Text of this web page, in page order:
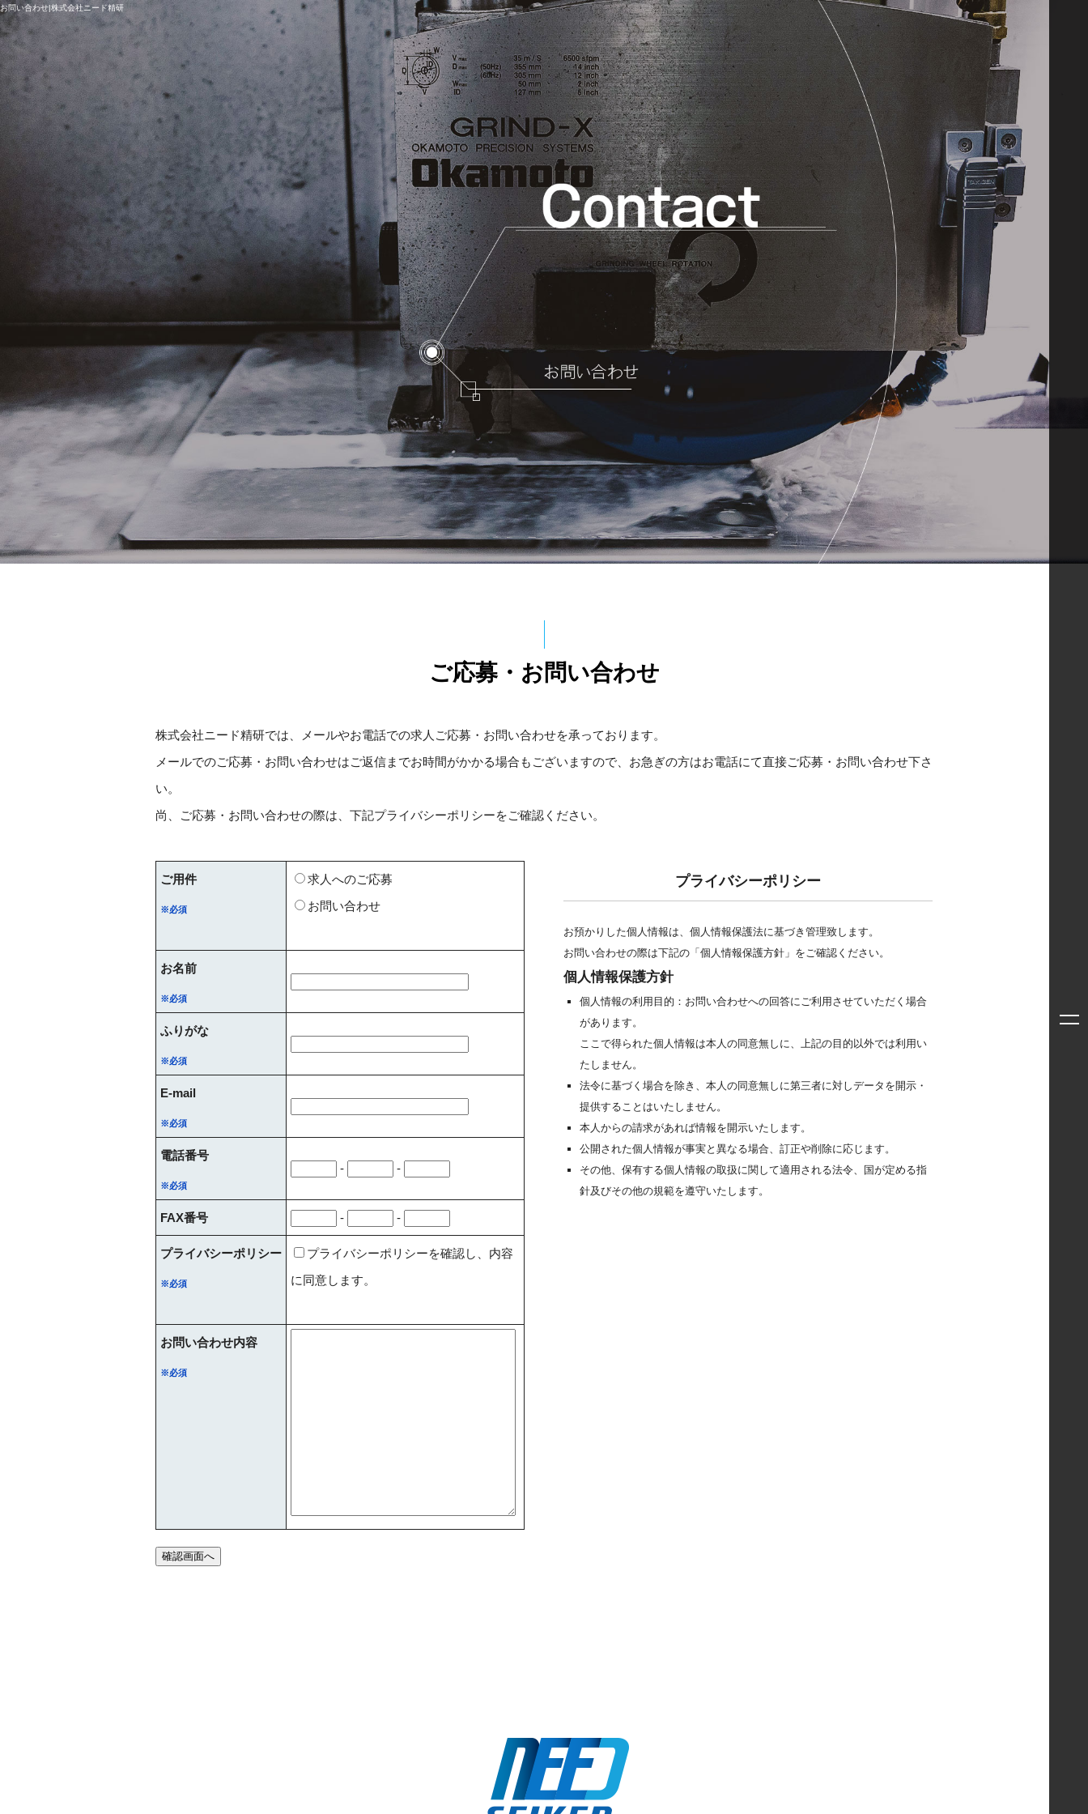
お問い合わせ|株式会社ニード精研
ご応募・お問い合わせ
株式会社ニード精研では、メールやお電話での求人ご応募・お問い合わせを承っております。
メールでのご応募・お問い合わせはご返信までお時間がかかる場合もございますので、お急ぎの方はお電話にて直接ご応募・お問い合わせ下さ
い。
尚、ご応募・お問い合わせの際は、下記プライバシーポリシーをご確認ください。
ご用件
※必須
求人へのご応募
お問い合わせ
お名前
※必須
ふりがな
※必須
E-mail
※必須
電話番号
※必須
- -
FAX番号 - -
プライバシーポリシー
※必須
プライバシーポリシーを確認し、内容
に同意します。
お問い合わせ内容
※必須
プライバシーポリシー
お預かりした個人情報は、個人情報保護法に基づき管理致します。
お問い合わせの際は下記の「個人情報保護方針」をご確認ください。
個人情報保護方針
個人情報の利用目的：お問い合わせへの回答にご利用させていただく場合
があります。
ここで得られた個人情報は本人の同意無しに、上記の目的以外では利用い
たしません。
法令に基づく場合を除き、本人の同意無しに第三者に対しデータを開示・
提供することはいたしません。
本人からの請求があれば情報を開示いたします。
公開された個人情報が事実と異なる場合、訂正や削除に応じます。
その他、保有する個人情報の取扱に関して適用される法令、国が定める指
針及びその他の規範を遵守いたします。